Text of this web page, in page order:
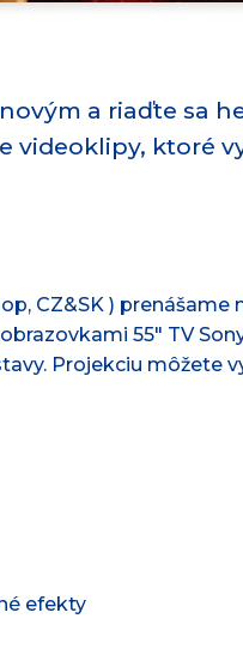
a riaďte sa
videoklipy, ktoré
CZ&SK ) prenášame
55" TV
Projekciu môžete
efekty